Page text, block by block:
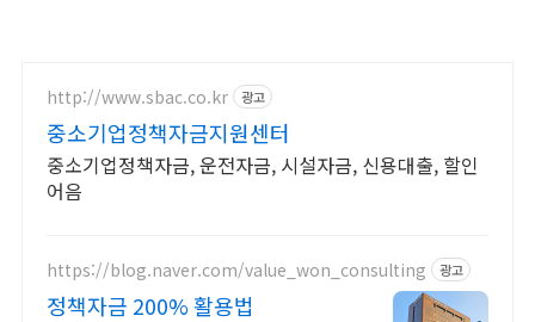
http://www.sbac.co.kr 광고
중소기업정책자금지원센터
중소기업정책자금, 운전자금, 시설자금, 신용대출, 할인
어음
https://blog.naver.com/value_won_consulting 광고
정책자금 200% 활용법